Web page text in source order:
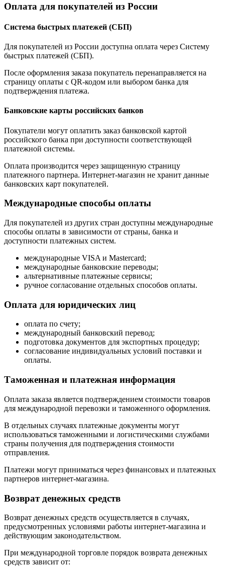
Оплата для покупателей из России
Система быстрых платежей (СБП)
Для покупателей из России доступна оплата через Систему
быстрых платежей (СБП).
После оформления заказа покупатель перенаправляется на
страницу оплаты с QR-кодом или выбором банка для
подтверждения платежа.
Банковские карты российских банков
Покупатели могут оплатить заказ банковской картой
российского банка при доступности соответствующей
платежной системы.
Оплата производится через защищенную страницу
платежного партнера. Интернет-магазин не хранит данные
банковских карт покупателей.
Международные способы оплаты
Для покупателей из других стран доступны международные
способы оплаты в зависимости от страны, банка и
доступности платежных систем.
международные VISA и Mastercard;
международные банковские переводы;
альтернативные платежные сервисы;
ручное согласование отдельных способов оплаты.
Оплата для юридических лиц
оплата по счету;
международный банковский перевод;
подготовка документов для экспортных процедур;
согласование индивидуальных условий поставки и
оплаты.
Таможенная и платежная информация
Оплата заказа является подтверждением стоимости товаров
для международной перевозки и таможенного оформления.
В отдельных случаях платежные документы могут
использоваться таможенными и логистическими службами
страны получения для подтверждения стоимости
отправления.
Платежи могут приниматься через финансовых и платежных
партнеров интернет-магазина.
Возврат денежных средств
Возврат денежных средств осуществляется в случаях,
предусмотренных условиями работы интернет-магазина и
действующим законодательством.
При международной торговле порядок возврата денежных
средств зависит от: